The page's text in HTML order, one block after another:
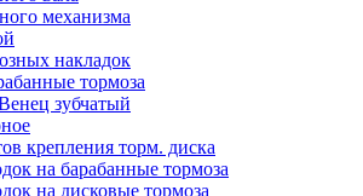
механизма
накладок
тормоза
зубчатый
крепления торм. диска
на барабанные тормоза
на дисковые тормоза